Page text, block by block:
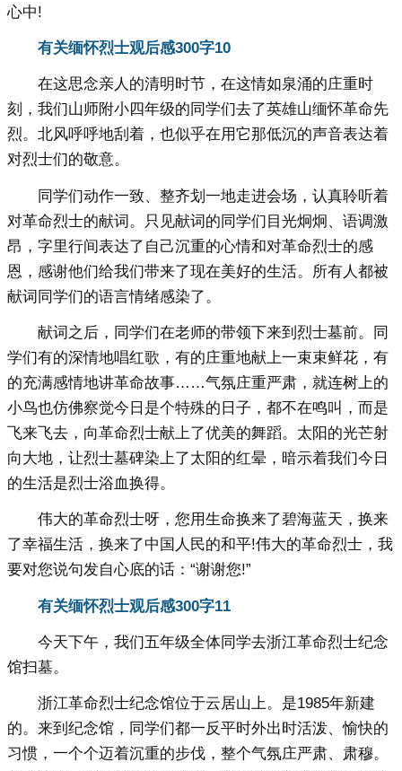
心中!
有关缅怀烈士观后感300字10
在这思念亲人的清明时节，在这情如泉涌的庄重时
刻，我们山师附小四年级的同学们去了英雄山缅怀革命先
烈。北风呼呼地刮着，也似乎在用它那低沉的声音表达着
对烈士们的敬意。
同学们动作一致、整齐划一地走进会场，认真聆听着
对革命烈士的献词。只见献词的同学们目光炯炯、语调激
昂，字里行间表达了自己沉重的心情和对革命烈士的感
恩，感谢他们给我们带来了现在美好的生活。所有人都被
献词同学们的语言情绪感染了。
献词之后，同学们在老师的带领下来到烈士墓前。同
学们有的深情地唱红歌，有的庄重地献上一束束鲜花，有
的充满感情地讲革命故事……气氛庄重严肃，就连树上的
小鸟也仿佛察觉今日是个特殊的日子，都不在鸣叫，而是
飞来飞去，向革命烈士献上了优美的舞蹈。太阳的光芒射
向大地，让烈士墓碑染上了太阳的红晕，暗示着我们今日
的生活是烈士浴血换得。
伟大的革命烈士呀，您用生命换来了碧海蓝天，换来
了幸福生活，换来了中国人民的和平!伟大的革命烈士，我
要对您说句发自心底的话：“谢谢您!”
有关缅怀烈士观后感300字11
今天下午，我们五年级全体同学去浙江革命烈士纪念
馆扫墓。
浙江革命烈士纪念馆位于云居山上。是1985年新建
的。来到纪念馆，同学们都一反平时外出时活泼、愉快的
习惯，一个个迈着沉重的步伐，整个气氛庄严肃、肃穆。